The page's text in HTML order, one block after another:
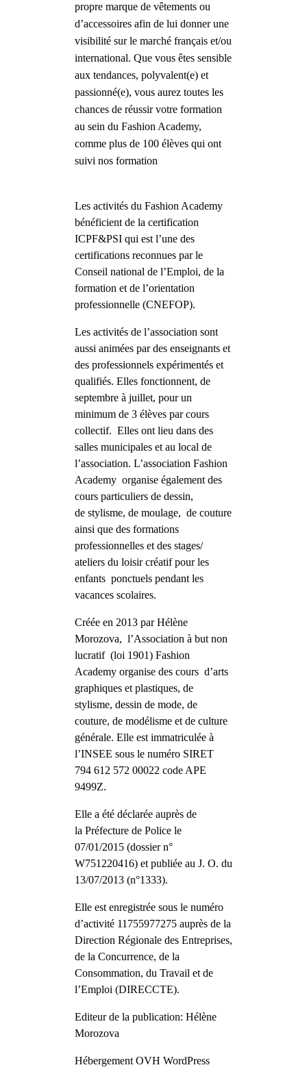
propre marque de vêtements ou
d’accessoires afin de lui donner une
visibilité sur le marché français et/ou
international. Que vous êtes sensible
aux tendances, polyvalent(e) et
passionné(e), vous aurez toutes les
chances de réussir votre formation
au sein du Fashion Academy,
comme plus de 100 élèves qui ont
suivi nos formation
Les activités du Fashion Academy
bénéficient de la certification
ICPF&PSI qui est l’une des
certifications reconnues par le
Conseil national de l’Emploi, de la
formation et de l’orientation
professionnelle (CNEFOP).
Les activités de l’association sont
aussi animées par des enseignants et
des professionnels expérimentés et
qualifiés. Elles fonctionnent, de
septembre à juillet, pour un
minimum de 3 élèves par cours
collectif. Elles ont lieu dans des
salles municipales et au local de
l’association. L’association Fashion
Academy organise également des
cours particuliers de dessin,
de stylisme, de moulage, de couture
ainsi que des formations
professionnelles et des stages/
ateliers du loisir créatif pour les
enfants ponctuels pendant les
vacances scolaires.
Créée en 2013 par Hélène
Morozova, l’Association à but non
lucratif (loi 1901) Fashion
Academy organise des cours d’arts
graphiques et plastiques, de
stylisme, dessin de mode, de
couture, de modélisme et de culture
générale. Elle est immatriculée à
l’INSEE sous le numéro SIRET
794 612 572 00022 code APE
9499Z.
Elle a été déclarée auprès de
la Préfecture de Police le
07/01/2015 (dossier n°
W751220416) et publiée au J. O. du
13/07/2013 (n°1333).
Elle est enregistrée sous le numéro
d’activité 11755977275 auprès de la
Direction Régionale des Entreprises,
de la Concurrence, de la
Consommation, du Travail et de
l’Emploi (DIRECCTE).
Editeur de la publication: Hélène
Morozova
Hébergement OVH WordPress